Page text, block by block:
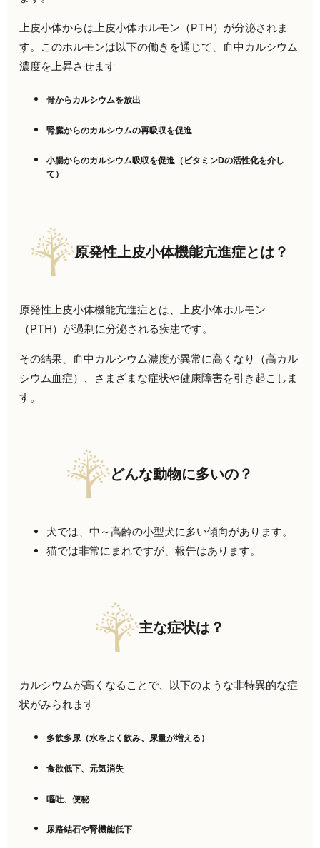
上皮小体からは上皮小体ホルモン（PTH）が分泌されま
す。このホルモンは以下の働きを通じて、血中カルシウム
濃度を上昇させます
骨からカルシウムを放出
腎臓からのカルシウムの再吸収を促進
小腸からのカルシウム吸収を促進（ビタミンDの活性化を介し
て）
原発性上皮小体機能亢進症とは？
原発性上皮小体機能亢進症とは、上皮小体ホルモン
（PTH）が過剰に分泌される疾患です。
その結果、血中カルシウム濃度が異常に高くなり（高カル
シウム血症）、さまざまな症状や健康障害を引き起こしま
す。
どんな動物に多いの？
犬では、中～高齢の小型犬に多い傾向があります。
猫では非常にまれですが、報告はあります。
主な症状は？
カルシウムが高くなることで、以下のような非特異的な症
状がみられます
多飲多尿（水をよく飲み、尿量が増える）
食欲低下、元気消失
嘔吐、便秘
尿路結石や腎機能低下